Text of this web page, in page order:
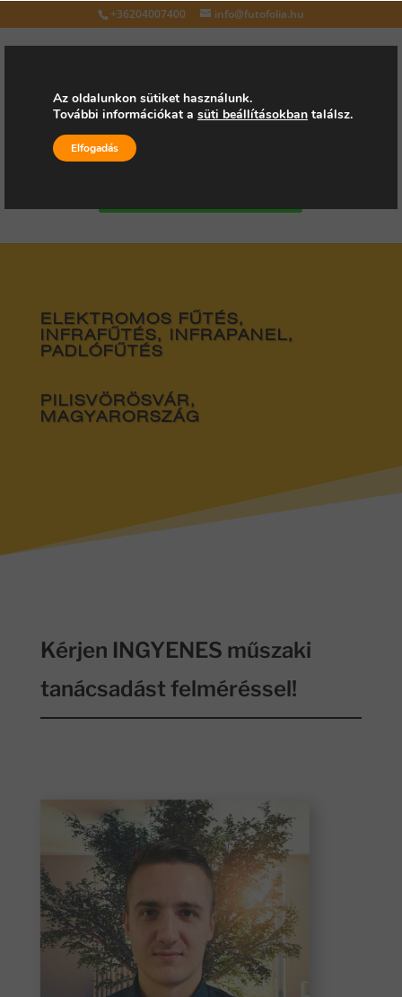
+36204007400 info@futofolia.hu
Válasszon oldalt
ELEKTROMOS FŰTÉS,
INFRAFŰTÉS, INFRAPANEL,
PADLÓFŰTÉS
PILISVÖRÖSVÁR,
MAGYARORSZÁG
Kérjen INGYENES műszaki
tanácsadást felméréssel!
Az oldalunkon sütiket használunk.
További információkat a süti beállításokban találsz.
Elfogadás